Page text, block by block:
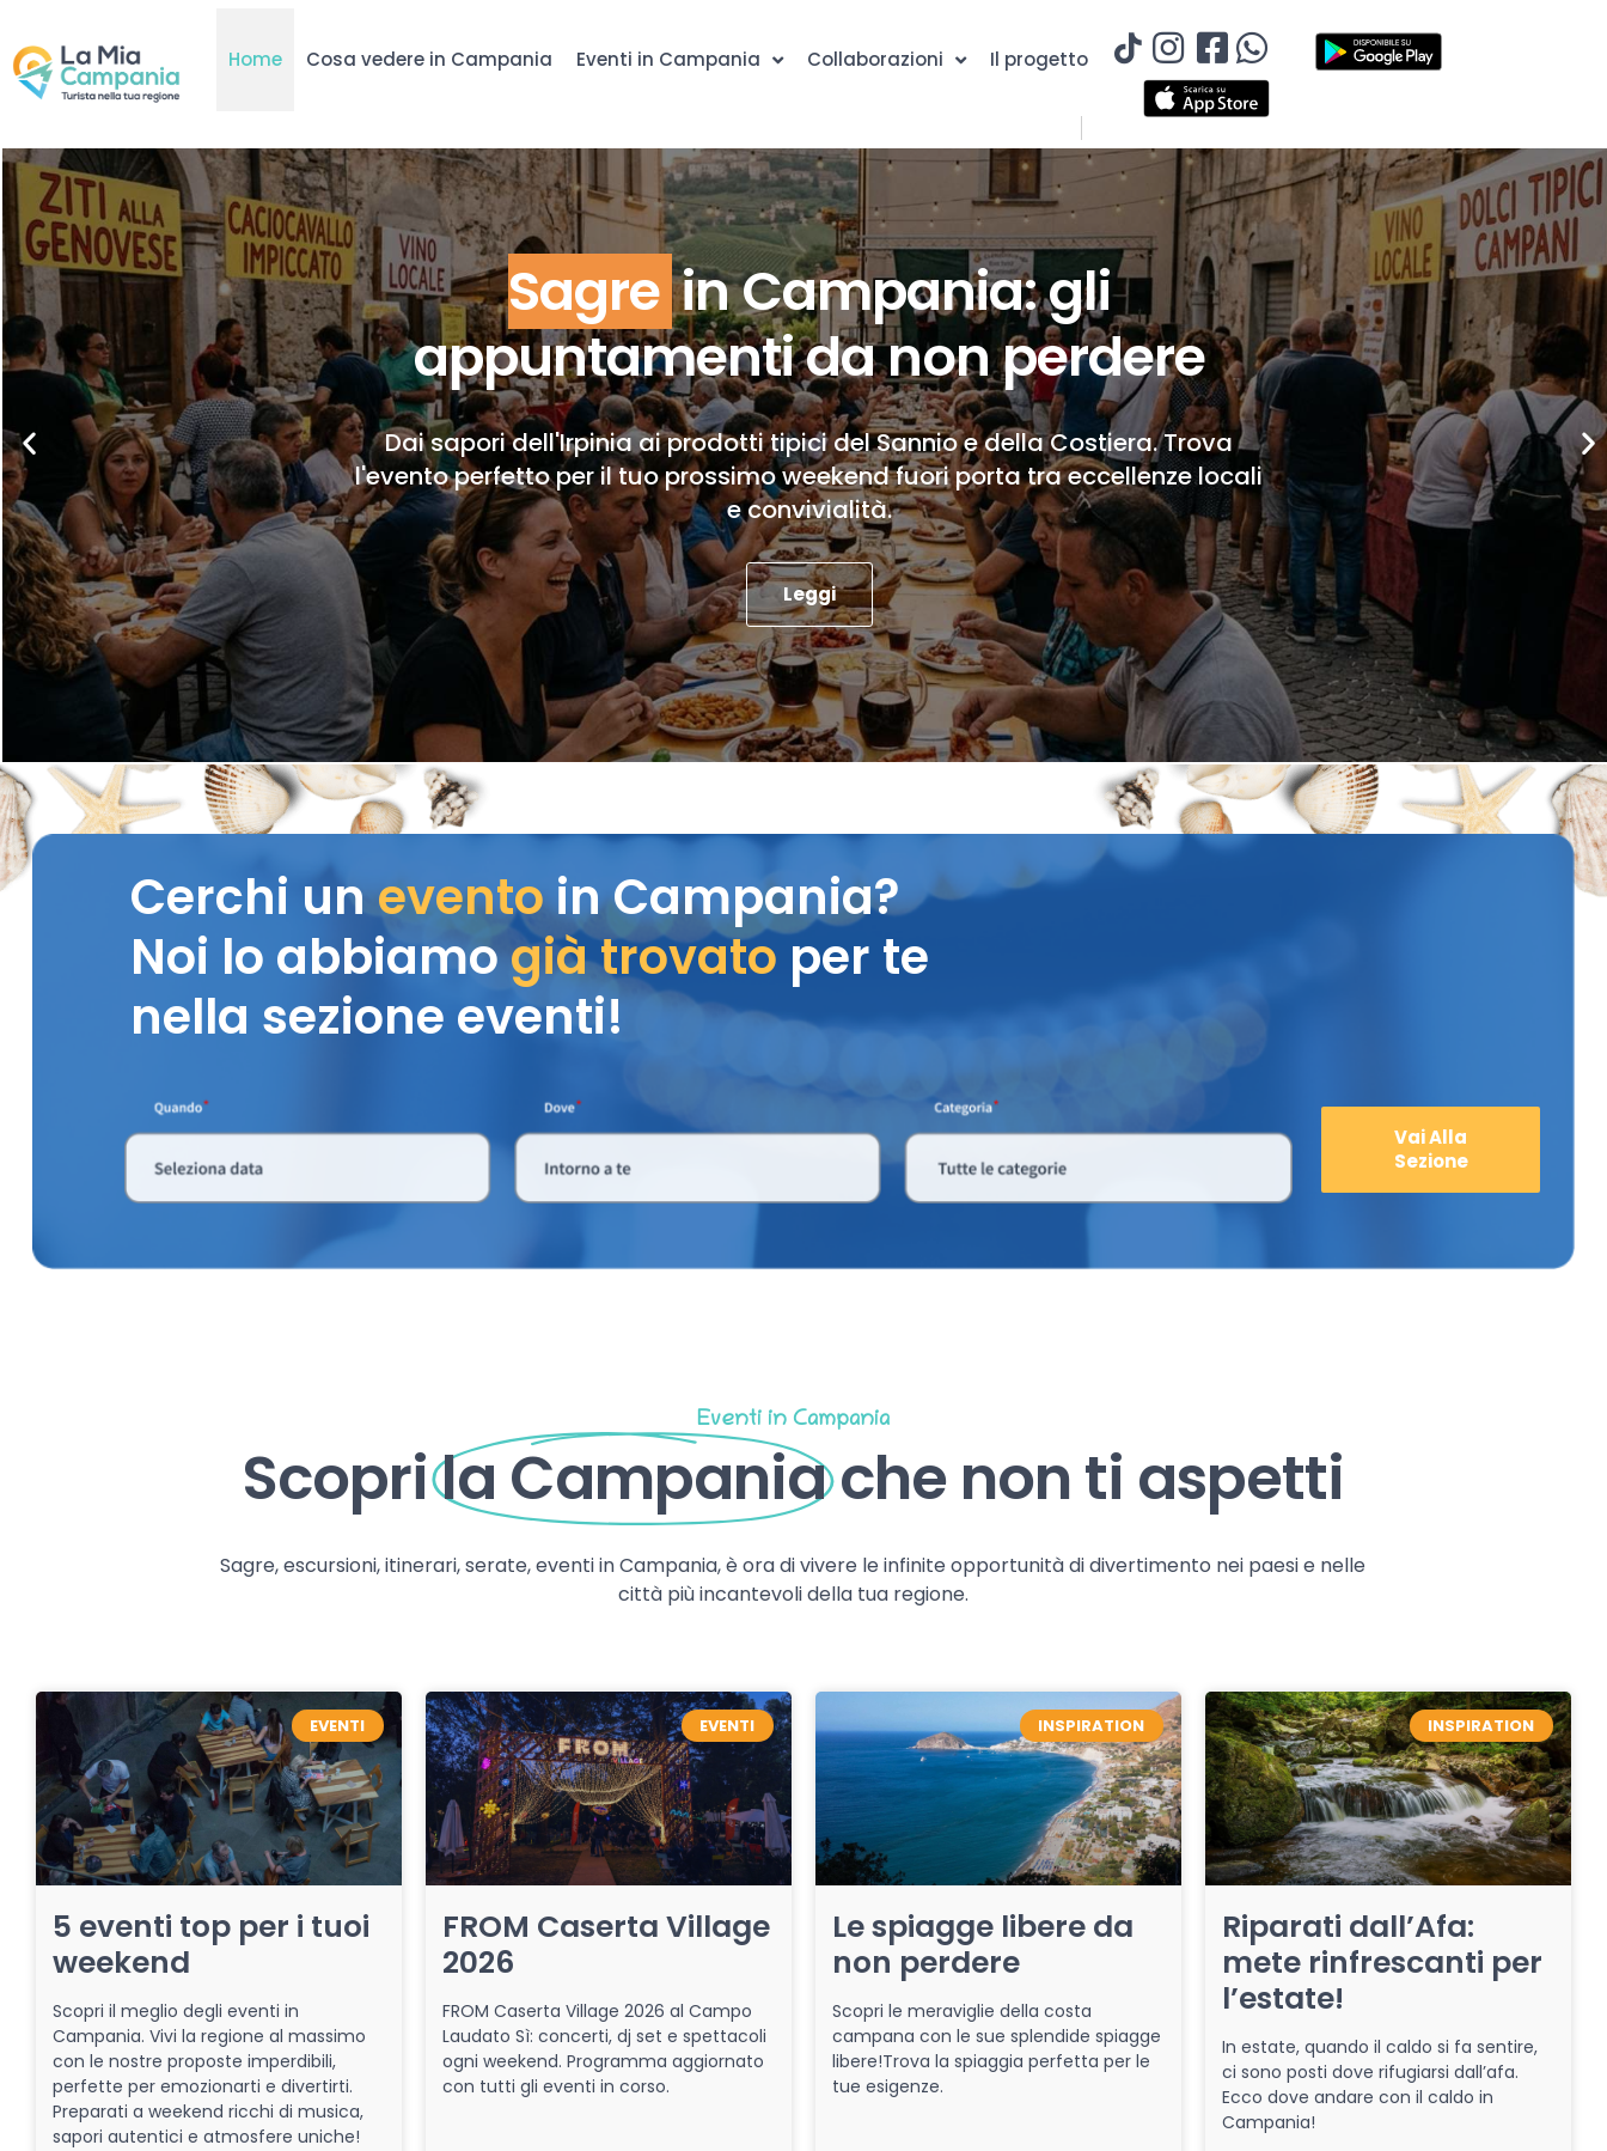
Home Cosa vedere in Campania Eventi in Campania Collaborazioni Il progetto
Sagre in Campania: gli
appuntamenti da non perdere
Dai sapori dell'Irpinia ai prodotti tipici del Sannio e della Costiera. Trova
l'evento perfetto per il tuo prossimo weekend fuori porta tra eccellenze locali
e convivialità.
Leggi
Cerchi uneventoin Campania?
Noi lo abbiamogià trovato per te
nella sezione eventi!
Vai Alla
Sezione
Eventi in Campania
Scoprila Campaniache non ti aspetti
Sagre, escursioni, itinerari, serate, eventi in Campania, è ora di vivere le infinite opportunità di divertimento nei paesi e nelle
città più incantevoli della tua regione.
EVENTI
5 eventi top per i tuoi
weekend
Scopri il meglio degli eventi in
Campania. Vivi la regione al massimo
con le nostre proposte imperdibili,
perfette per emozionarti e divertirti.
Preparati a weekend ricchi di musica,
sapori autentici e atmosfere uniche!
EVENTI
FROM Caserta Village
2026
FROM Caserta Village 2026 al Campo
Laudato Sì: concerti, dj set e spettacoli
ogni weekend. Programma aggiornato
con tutti gli eventi in corso.
INSPIRATION
Le spiagge libere da
non perdere
Scopri le meraviglie della costa
campana con le sue splendide spiagge
libere!Trova la spiaggia perfetta per le
tue esigenze.
INSPIRATION
Riparati dall’Afa:
mete rinfrescanti per
l’estate!
In estate, quando il caldo si fa sentire,
ci sono posti dove rifugiarsi dall’afa.
Ecco dove andare con il caldo in
Campania!